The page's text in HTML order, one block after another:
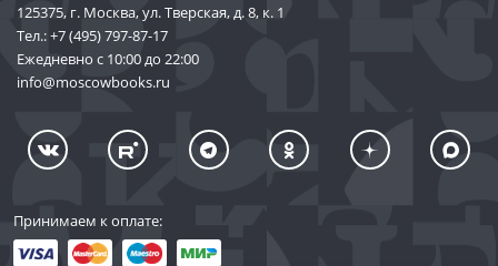
125375, г. Москва, ул. Тверская, д. 8, к. 1
Тел.:+7 (495) 797-87-17
Ежедневно с 10:00 до 22:00
info@moscowbooks.ru
Принимаем к оплате: